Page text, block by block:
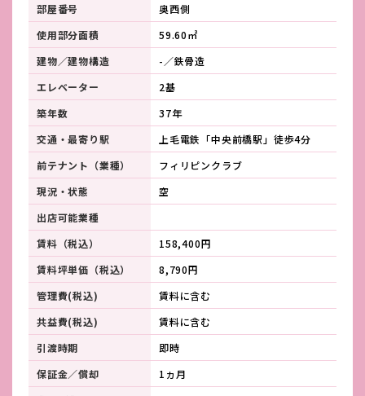
部屋番号
奥西側
使用部分面積
59.60㎡
建物／建物構造
-／鉄骨造
エレベーター
2基
築年数
37年
交通・最寄り駅
上毛電鉄「中央前橋駅」徒歩4分
前テナント（業種）
フィリピンクラブ
現況・状態
空
出店可能業種
賃料（税込）
158,400円
賃料坪単価（税込）
8,790円
管理費(税込)
賃料に含む
共益費(税込)
賃料に含む
引渡時期
即時
保証金／償却
1ヵ月